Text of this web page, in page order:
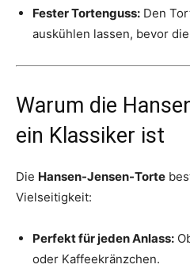
Fester Tortenguss: Den
auskühlen lassen, bevor
Warum die
ein Klassiker ist
Die Hansen-Jensen-Torte
Vielseitigkeit:
Perfekt für jeden Anlass:
oder Kaffeekränzchen.